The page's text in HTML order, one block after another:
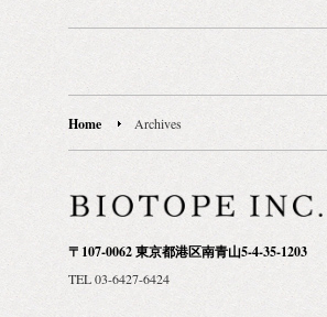
Home Archives
〒107-0062 東京都港区南青山5-4-35-1203
TEL 03-6427-6424